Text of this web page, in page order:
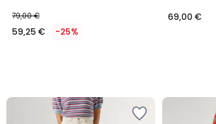
79,00 €
59,25 € -25%
69,00 €